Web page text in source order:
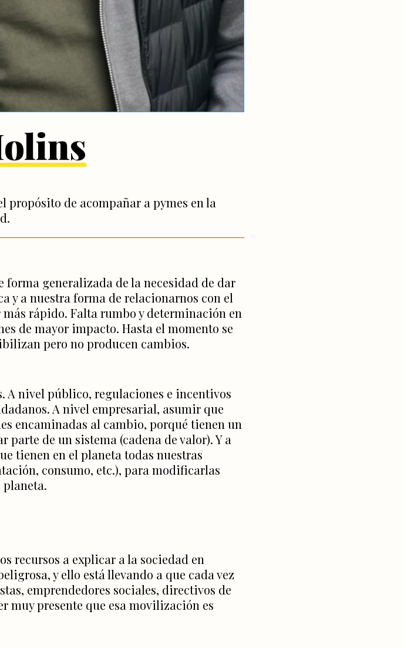
propósito de acompañar a pymes en la
generalizada de la necesidad de dar
y a nuestra forma de relacionarnos con el
rápido. Falta rumbo y determinación en
de mayor impacto. Hasta el momento se
pero no producen cambios.
A nivel público, regulaciones e incentivos
A nivel empresarial, asumir que
encaminadas al cambio, porqué tienen un
de un sistema (cadena de valor). Y a
tienen en el planeta todas nuestras
consumo, etc.), para modificarlas
planeta.
recursos a explicar a la sociedad en
y ello está llevando a que cada vez
emprendedores sociales, directivos de
muy presente que esa movilización es